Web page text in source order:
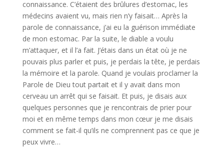
connaissance. C’étaient des brûlures d’estomac, les
médecins avaient vu, mais rien n’y faisait… Après la
parole de connaissance, j’ai eu la guérison immédiate
de mon estomac. Par la suite, le diable a voulu
m’attaquer, et il l’a fait. J’étais dans un état où je ne
pouvais plus parler et puis, je perdais la tête, je perdais
la mémoire et la parole. Quand je voulais proclamer la
Parole de Dieu tout partait et il y avait dans mon
cerveau un arrêt qui se faisait. Et puis, je disais aux
quelques personnes que je rencontrais de prier pour
moi et en même temps dans mon cœur je me disais
comment se fait-il qu’ils ne comprennent pas ce que je
peux vivre…